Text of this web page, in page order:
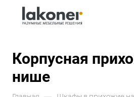
Корпусная
нише